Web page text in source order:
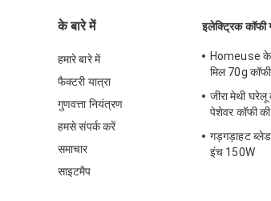
के बारे में
हमारे बारे में
फैक्टरी यात्रा
गुणवत्ता नियंत्रण
हमसे संपर्क करें
समाचार
साइटमैप
इलेक्ट्रिक कॉफी
Homeuse के
मिल 70g
जीरा मेथी
पेशेवर कॉफी
गड़गड़ाहट
इंच 150W